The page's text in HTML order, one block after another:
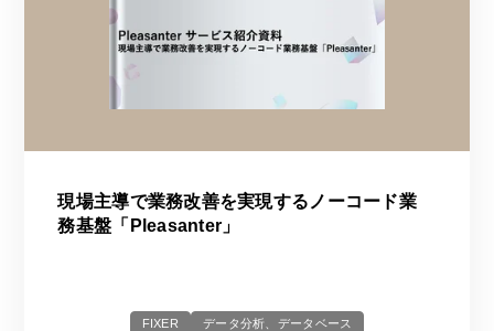
現場主導で業務改善を実現するノーコード業
務基盤「Pleasanter」​​
FIXER データ分析、データベース